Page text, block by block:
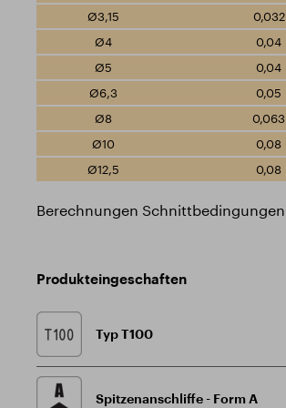
0,032
0,04
0,04
0,05
0,063
0,08
0,08
Berechnungen Schnittbedingungen
Produkteingeschaften
Typ T100
Spitzenanschliffe - Form A